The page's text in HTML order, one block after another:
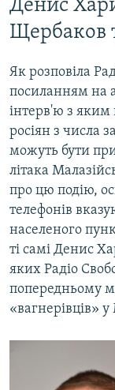
Денис
Щербаков
Як розповіла
посиланням на
інтерв'ю з яким
росіян з числа
можуть бути
літака
про цю подію,
телефонів
населеного
ті самі Денис
яких Радіо
попередньому
«вагнерівців»